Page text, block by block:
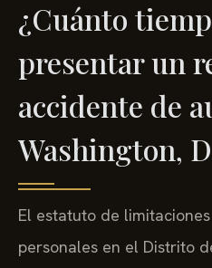
¿Cuánto
presentar un
accidente de
Washington,
El estatuto de
personales en el Distrito